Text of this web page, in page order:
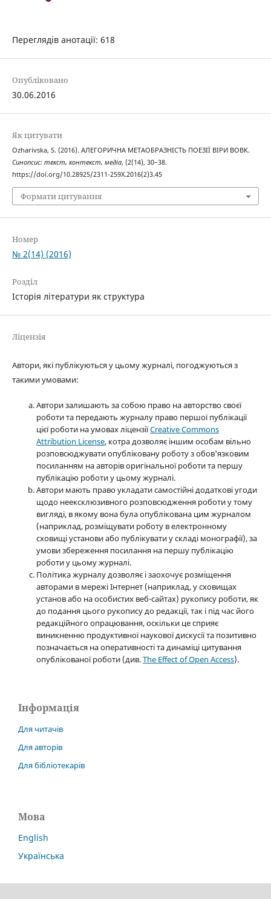
Переглядів анотації: 618
Опубліковано
30.06.2016
Як цитувати
Ozharivska, S. (2016). АЛЕГОРИЧНА МЕТАОБРАЗНІСТЬ ПОЕЗІЇ ВІРИ ВОВК.
Синопсис: текст, контекст, медіа, (2(14), 30–38.
https://doi.org/10.28925/2311-259X.2016(2)3.45
Формати цитування
Номер
№ 2(14) (2016)
Розділ
Історія літератури як структура
Ліцензія
Автори, які публікуються у цьому журналі, погоджуються з
такими умовами:
Автори залишають за собою право на авторство своєї
роботи та передають журналу право першої публікації
цієї роботи на умовах ліцензіїCreative Commons
Attribution License, котра дозволяє іншим особам вільно
розповсюджувати опубліковану роботу з обов'язковим
посиланням на авторів оригінальної роботи та першу
публікацію роботи у цьому журналі.
Автори мають право укладати самостійні додаткові угоди
щодо неексклюзивного розповсюдження роботи у тому
вигляді, в якому вона була опублікована цим журналом
(наприклад, розміщувати роботу в електронному
сховищі установи або публікувати у складі монографії), за
умови збереження посилання на першу публікацію
роботи у цьому журналі.
Політика журналу дозволяє і заохочує розміщення
авторами в мережі Інтернет (наприклад, у сховищах
установ або на особистих веб-сайтах) рукопису роботи, як
до подання цього рукопису до редакції, так і під час його
редакційного опрацювання, оскільки це сприяє
виникненню продуктивної наукової дискусії та позитивно
позначається на оперативності та динаміці цитування
опублікованої роботи (див.The Effect of Open Access).
Інформація
Для читачів
Для авторів
Для бібліотекарів
Мова
English
Українська